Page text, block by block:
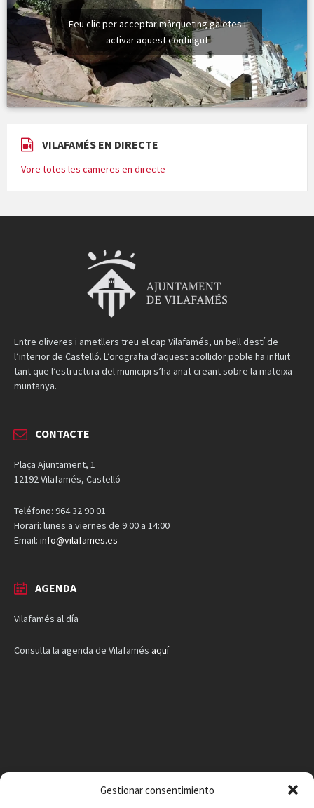
Gestionar consentimiento
Vermuts a la Font. Hit parit
Feu clic per acceptar màrqueting galetes i
activar aquest contingut
VILAFAMÉS EN DIRECTE
Vore totes les cameres en directe
Entre oliveres i ametllers treu el cap Vilafamés, un bell destí de
l’interior de Castelló. L’orografia d’aquest acollidor poble ha influït
tant que l’estructura del municipi s’ha anat creant sobre la mateixa
muntanya.
CONTACTE
Plaça Ajuntament, 1
12192 Vilafamés, Castelló
Teléfono: 964 32 90 01
Horari: lunes a viernes de 9:00 a 14:00
Email: info@vilafames.es
AGENDA
Vilafamés al día
Consulta la agenda de Vilafamés aquí